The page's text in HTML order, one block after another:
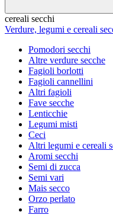
cereali secchi
Verdure, legumi e cereali
Pomodori secchi
Altre verdure secche
Fagioli borlotti
Fagioli cannellini
Altri fagioli
Fave secche
Lenticchie
Legumi misti
Ceci
Altri legumi e cereali
Aromi secchi
Semi di zucca
Semi vari
Mais secco
Orzo perlato
Farro